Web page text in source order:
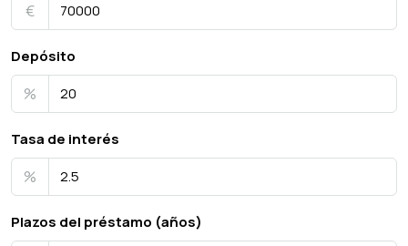
€
Depósito
%
Tasa de interés
%
Plazos del préstamo (años)